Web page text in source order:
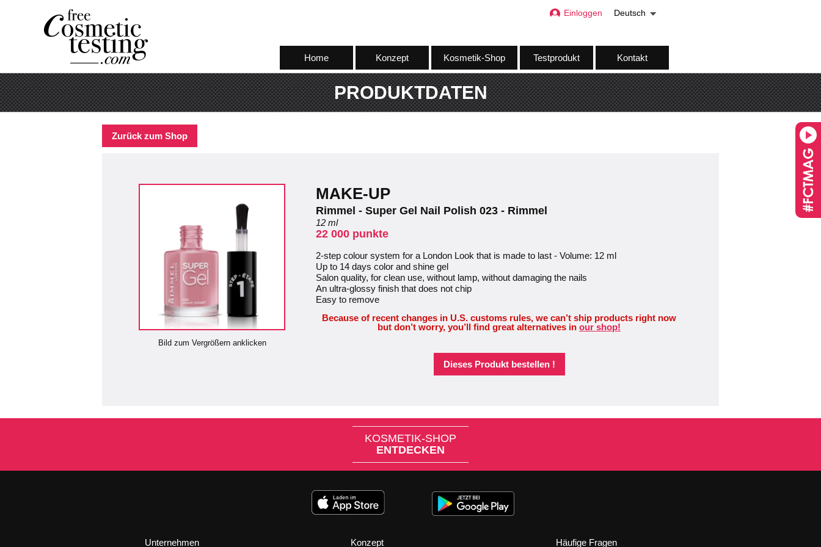
Home Konzept Kosmetik-Shop Testprodukt Kontakt
Einloggen Deutsch
PRODUKTDATEN
Zurück zum Shop
Bild zum Vergrößern anklicken
MAKE-UP
Rimmel - Super Gel Nail Polish 023 - Rimmel
12 ml
22 000 punkte
2-step colour system for a London Look that is made to last - Volume: 12 ml
Up to 14 days color and shine gel
Salon quality, for clean use, without lamp, without damaging the nails
An ultra-glossy finish that does not chip
Easy to remove
Because of recent changes in U.S. customs rules, we can’t ship products right now
but don’t worry, you’ll find great alternatives in our shop!
Dieses Produkt bestellen !
KOSMETIK-SHOP
ENTDECKEN
Unternehmen Konzept Häufige Fragen